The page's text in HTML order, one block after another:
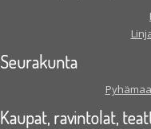
Seurakunta
Kaupat, ravintolat,